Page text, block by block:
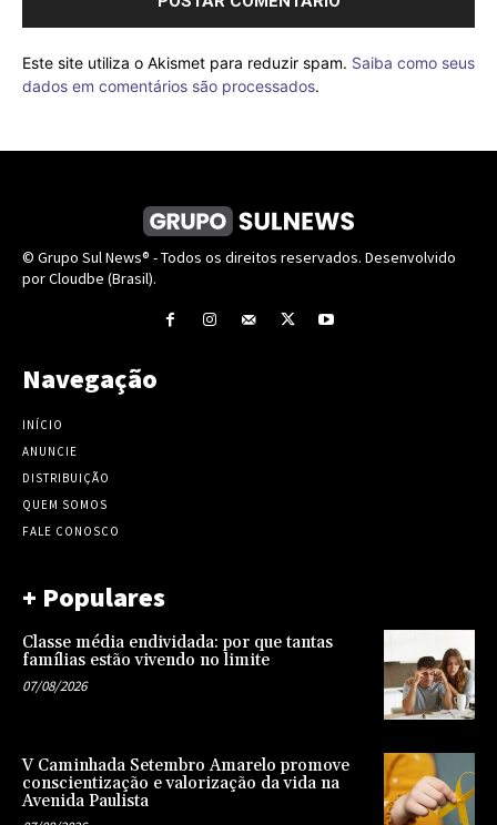
Este site utiliza o Akismet para reduzir spam. Saiba como seus
dados em comentários são processados.
© Grupo Sul News® - Todos os direitos reservados. Desenvolvido
por Cloudbe (Brasil).
Navegação
INÍCIO
ANUNCIE
DISTRIBUIÇÃO
QUEM SOMOS
FALE CONOSCO
+ Populares
Classe média endividada: por que tantas
famílias estão vivendo no limite
07/08/2026
V Caminhada Setembro Amarelo promove
conscientização e valorização da vida na
Avenida Paulista